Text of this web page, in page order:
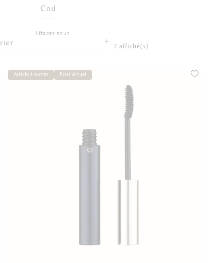
Couvrance
Effacer tout
2 affiché(s)
Article à succès Essai virtuel